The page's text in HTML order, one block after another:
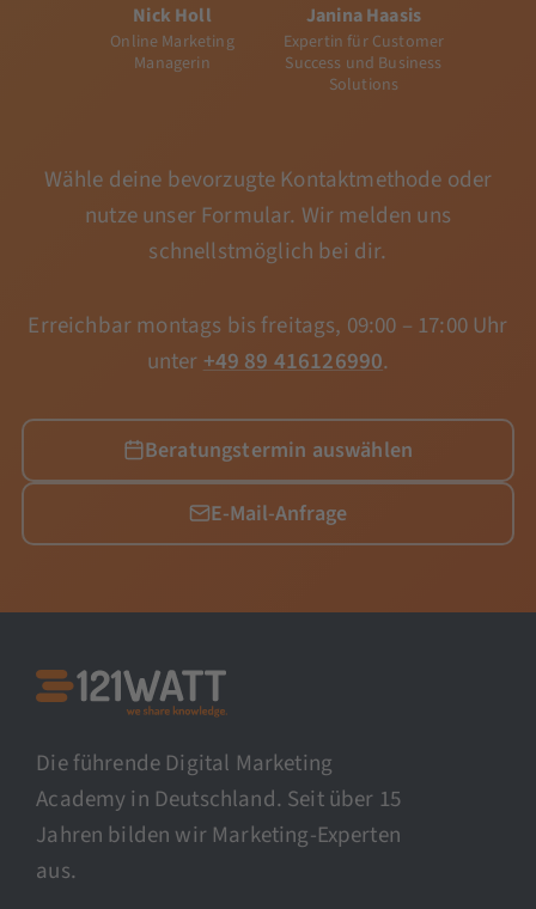
Nick Holl
Online Marketing
Managerin
Janina Haasis
Expertin für Customer
Success und Business
Solutions
Wähle deine bevorzugte Kontaktmethode oder
nutze unser Formular. Wir melden uns
schnellstmöglich bei dir.
Erreichbar montags bis freitags, 09:00 – 17:00 Uhr
unter+49 89 416126990.
Beratungstermin auswählen
E-Mail-Anfrage
Die führende Digital Marketing
Academy in Deutschland. Seit über 15
Jahren bilden wir Marketing-Experten
aus.